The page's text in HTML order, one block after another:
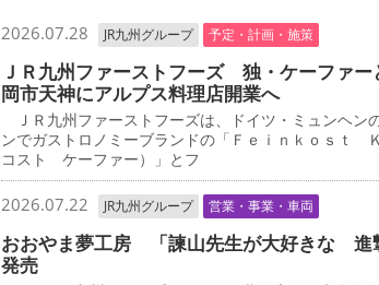
2026.07.28 JR九州グループ 予定・計画・施策
ＪＲ九州ファーストフーズ 独・ケーファ
岡市天神にアルプス料理店開業へ
ＪＲ九州ファーストフーズは、ドイツ・ミュンヘン
ンでガストロノミーブランドの「Ｆｅｉｎｋｏｓｔ
コスト ケーファー）」とフ
2026.07.22 JR九州グループ 営業・事業・車両
おおやま夢工房 「諫山先生が大好きな 進
発売